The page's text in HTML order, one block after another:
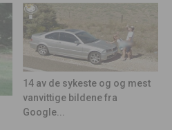
14 av de sykeste og og mest
vanvittige bildene fra
Google...